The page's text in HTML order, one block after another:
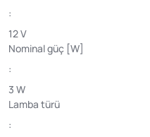
:
12 V
Nominal güç [W]
:
3 W
Lamba türü
: